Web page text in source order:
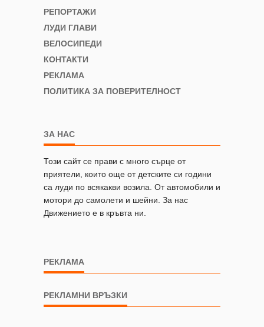
РЕПОРТАЖИ
ЛУДИ ГЛАВИ
ВЕЛОСИПЕДИ
КОНТАКТИ
РЕКЛАМА
ПОЛИТИКА ЗА ПОВЕРИТЕЛНОСТ
ЗА НАС
Този сайт се прави с много сърце от
приятели, които още от детските си години
са луди по всякакви возила. От автомобили и
мотори до самолети и шейни. За нас
Движението е в кръвта ни.
РЕКЛАМА
РЕКЛАМНИ ВРЪЗКИ